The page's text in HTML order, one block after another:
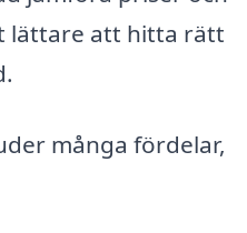
lättare att hitta rätt
många fördelar,